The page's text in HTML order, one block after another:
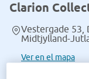
Clarion
Vestergade 53,
Midtjylland-
Ver en el mapa